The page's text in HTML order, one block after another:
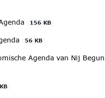
156 KB
56 KB
Agenda van Nij